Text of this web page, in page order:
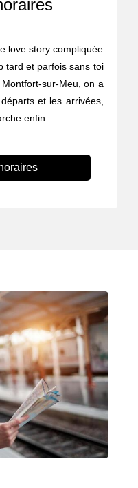
love story compliquée
tard et parfois sans toi
sur-Meu, on a
et les arrivées,
enfin.